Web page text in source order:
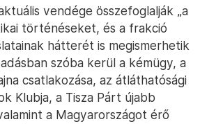
vendége összefoglalják „a
történéseket, és a frakció
hátterét is megismerhetik
szóba kerül a kémügy, a
csatlakozása, az átláthatósági
Klubja, a Tisza Párt újabb
a Magyarországot érő